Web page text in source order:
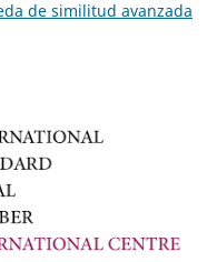
de similitud avanzada